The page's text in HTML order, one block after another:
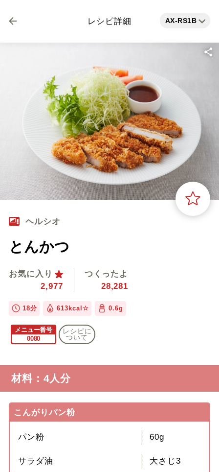
レシピ詳細 AX-RS1B
ヘルシオ
とんかつ
お気に入り
2,977
つくったよ
28,281
18分 613kcal☆ 0.6g
メニュー番号
0080
レシピに
ついて
材料：4人分
こんがりパン粉
パン粉 60g
サラダ油 大さじ3